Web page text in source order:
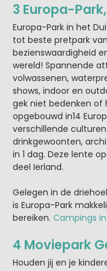
3 Europa-
Europa-Park in het
tot beste pretpark
bezienswaardigheid
wereld! Spannende
volwassenen,
shows, indoor en
gek niet bedenken of
opgebouwd in14
verschillende
drinkgewoonten,
in 1 dag. Deze lente
deel Ierland.
Gelegen in de
is Europa-Park
bereiken. Campings
4 Moviepark
Houden jij en je